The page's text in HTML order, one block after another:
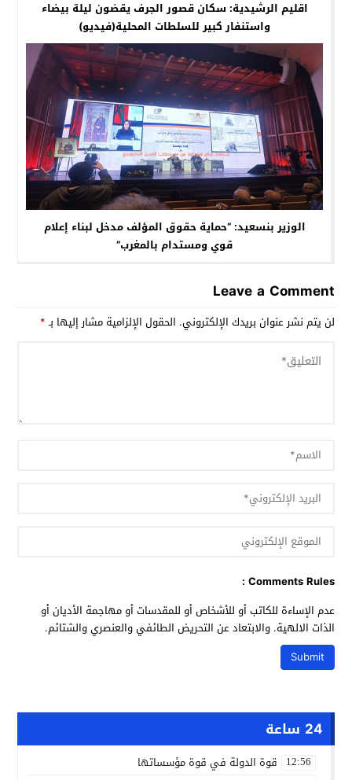
اقليم الرشيدية: سكان قصور الجرف يقضون ليلة بيضاء
واستنفار كبير للسلطات المحلية(فيديو)
الوزير بنسعيد: “حماية حقوق المؤلف مدخل لبناء إعلام
قوي ومستدام بالمغرب”
Leave a Comment
لن يتم نشر عنوان بريدك الإلكتروني. الحقول الإلزامية مشار إليها بـ*
Comments Rules :
عدم الإساءة للكاتب أو للأشخاص أو للمقدسات أو مهاجمة الأديان أو
الذات الالهية. والابتعاد عن التحريض الطائفي والعنصري والشتائم.
24 ساعة
12:56 قوة الدولة في قوة مؤسساتها